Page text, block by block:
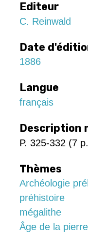
Editeur
C. Reinwald
Date
1886
Langue
français
Description
P. 325-332 (7
Thèmes
Archéologie
préhistoire
mégalithe
Âge de la pierre